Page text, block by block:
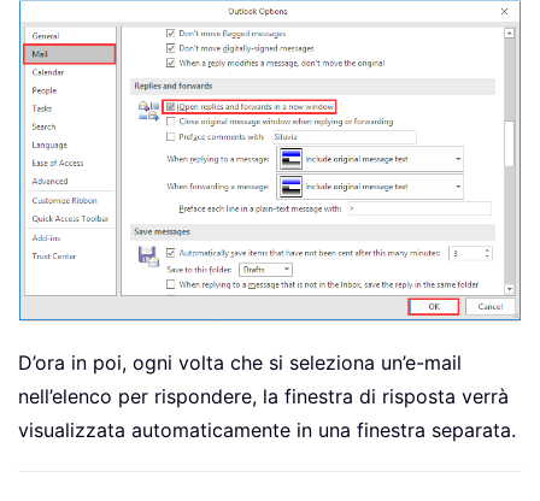
D’ora in poi, ogni volta che si seleziona un’e-mail
nell’elenco per rispondere, la finestra di risposta verrà
visualizzata automaticamente in una finestra separata.